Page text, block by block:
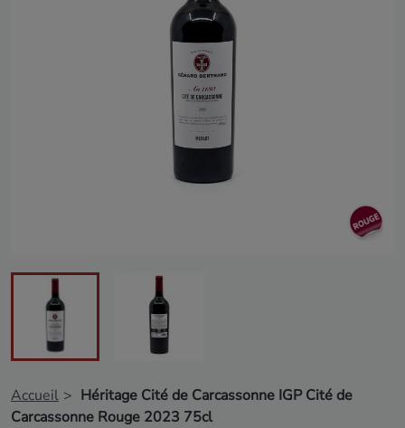
Accueil
Héritage Cité de Carcassonne IGP Cité de
Carcassonne Rouge 2023 75cl